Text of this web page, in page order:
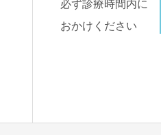
必ず診療時間内に
おかけください